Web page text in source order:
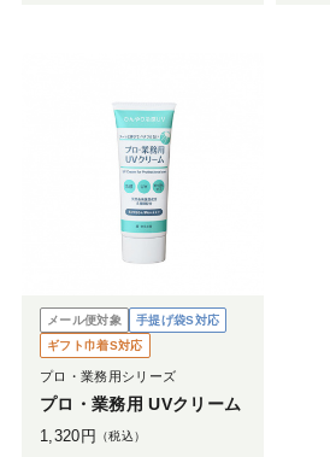
メール便対象
手提げ袋S対応
ギフト巾着S対応
プロ・業務用シリーズ
プロ・業務用 UVクリーム
1,320 円 （税込）